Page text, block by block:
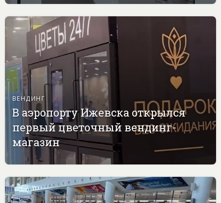
ВЕНДИНГ
В аэропорту Ижевска открылся
первый цветочный вендинг-
магазин